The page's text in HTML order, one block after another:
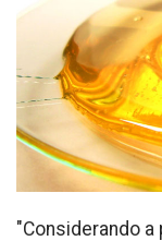
"Considerando